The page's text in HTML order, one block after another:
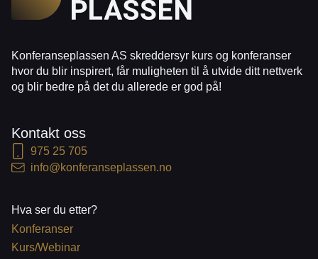
Konferanseplassen AS skreddersyr kurs og konferanser
hvor du blir inspirert, får muligheten til å utvide ditt nettverk
og blir bedre på det du allerede er god på!
Kontakt oss
975 25 705
info@konferanseplassen.no
Hva ser du etter?
Konferanser
Kurs/Webinar